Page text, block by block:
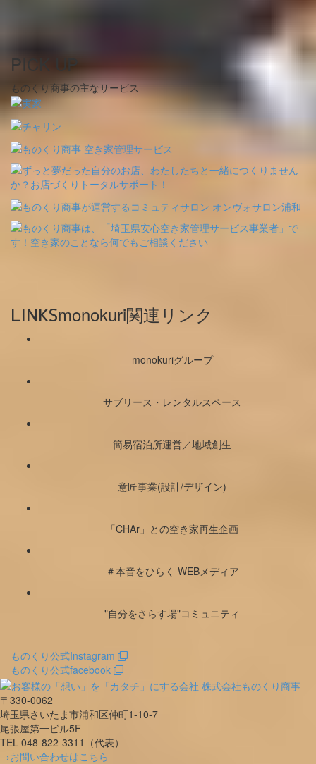
PICK UP
ものくり商事の主なサービス
LINKSmonokuri関連リンク
monokuriグループ
サブリース・レンタルスペース
簡易宿泊所運営／地域創生
意匠事業(設計/デザイン)
「CHAr」との空き家再生企画
＃本音をひらく WEBメディア
"自分をさらす場"コミュニティ
ものくり公式Instagram
ものくり公式facebook
〒330-0062
埼玉県さいたま市浦和区仲町1-10-7
尾張屋第一ビル5F
TEL 048-822-3311（代表）
→お問い合わせはこちら